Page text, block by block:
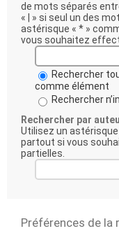
de mots séparés
« | » si seul un des
astérisque « * »
vous souhaitez
Rechercher
comme élément
Rechercher
Rechercher par
Utilisez un
partout si vous
partielles.
Préférences de la